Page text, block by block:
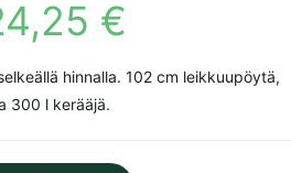
€
024,25 €.
hinnalla. 102 cm leikkuupöytä,
300 l kerääjä.